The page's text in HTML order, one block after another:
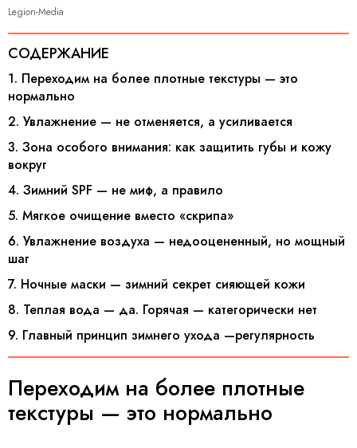
Legion-Media
СОДЕРЖАНИЕ
1. Переходим на более плотные текстуры — это
нормально
2. Увлажнение — не отменяется, а усиливается
3. Зона особого внимания: как защитить губы и кожу
вокруг
4. Зимний SPF — не миф, а правило
5. Мягкое очищение вместо «скрипа»
6. Увлажнение воздуха — недооцененный, но мощный
шаг
7. Ночные маски — зимний секрет сияющей кожи
8. Теплая вода — да. Горячая — категорически нет
9. Главный принцип зимнего ухода —регулярность
Переходим на более плотные
текстуры — это нормально